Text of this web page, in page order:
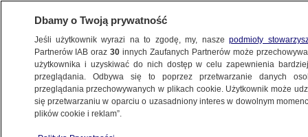
BIZNES
RYNKI
Spadki na Wall Street
Dbamy o Twoją prywatność
Jeśli użytkownik wyrazi na to zgodę, my, naszepodmioty
Partnerów IAB oraz30 innych Zaufanych Partnerów może
użytkownika i uzyskiwać do nich dostęp w celu zapewnienia
przeglądania. Odbywa się to poprzez przetwarzanie danych
przeglądania przechowywanych w plikach cookie. Użytkownik może
się przetwarzaniu w oparciu o uzasadniony interes w dowolnym
plików cookie i reklam”.